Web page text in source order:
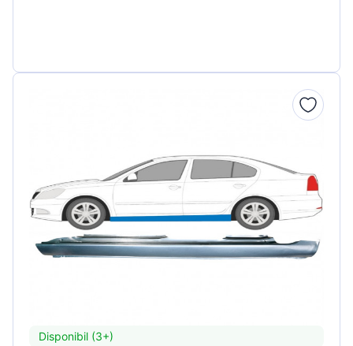
Disponibil (3+)